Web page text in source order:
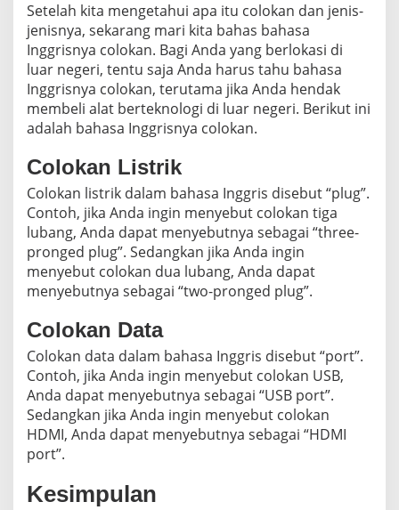
Setelah kita mengetahui apa itu colokan dan jenis-
jenisnya, sekarang mari kita bahas bahasa
Inggrisnya colokan. Bagi Anda yang berlokasi di
luar negeri, tentu saja Anda harus tahu bahasa
Inggrisnya colokan, terutama jika Anda hendak
membeli alat berteknologi di luar negeri. Berikut ini
adalah bahasa Inggrisnya colokan.
Colokan Listrik
Colokan listrik dalam bahasa Inggris disebut “plug”.
Contoh, jika Anda ingin menyebut colokan tiga
lubang, Anda dapat menyebutnya sebagai “three-
pronged plug”. Sedangkan jika Anda ingin
menyebut colokan dua lubang, Anda dapat
menyebutnya sebagai “two-pronged plug”.
Colokan Data
Colokan data dalam bahasa Inggris disebut “port”.
Contoh, jika Anda ingin menyebut colokan USB,
Anda dapat menyebutnya sebagai “USB port”.
Sedangkan jika Anda ingin menyebut colokan
HDMI, Anda dapat menyebutnya sebagai “HDMI
port”.
Kesimpulan